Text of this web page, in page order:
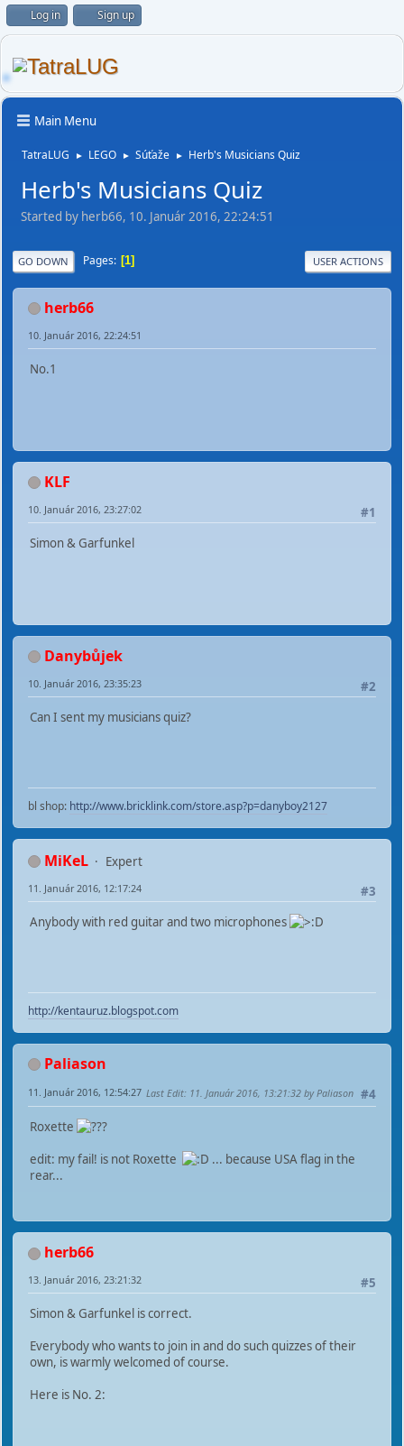
Log in Sign up
Main Menu
TatraLUG ► LEGO ► Súťaže ► Herb's Musicians Quiz
Herb's Musicians Quiz
Started by herb66, 10. Január 2016, 22:24:51
GO DOWN Pages 1 USER ACTIONS
herb66
10. Január 2016, 22:24:51
No.1
KLF
#1
10. Január 2016, 23:27:02
Simon & Garfunkel
Danybůjek
#2
10. Január 2016, 23:35:23
Can I sent my musicians quiz?
bl shop: http://www.bricklink.com/store.asp?p=danyboy2127
MiKeL
Expert
#3
11. Január 2016, 12:17:24
Anybody with red guitar and two microphones
http://kentauruz.blogspot.com
Paliason
#4
11. Január 2016, 12:54:27 Last Edit: 11. Január 2016, 13:21:32 by Paliason
Roxette
edit: my fail! is not Roxette
... because USA flag in the
rear...
herb66
#5
13. Január 2016, 23:21:32
Simon & Garfunkel is correct.
Everybody who wants to join in and do such quizzes of their
own, is warmly welcomed of course.
Here is No. 2: